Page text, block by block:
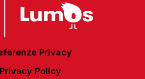
Privacy
Privacy Policy